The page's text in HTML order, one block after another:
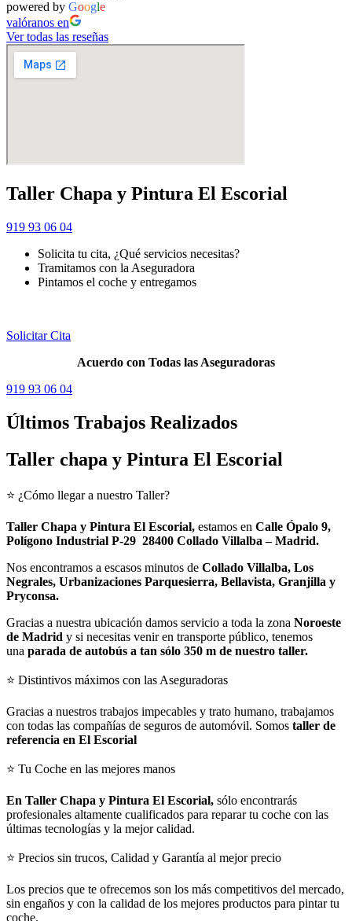
powered by Google
valóranos en
Ver todas las reseñas
Taller Chapa y Pintura El Escorial
919 93 06 04
Solicita tu cita, ¿Qué servicios necesitas?
Tramitamos con la Aseguradora
Pintamos el coche y entregamos
Solicitar Cita
Acuerdo con Todas las Aseguradoras
919 93 06 04
Últimos Trabajos Realizados
Taller chapa y Pintura El Escorial
⭐ ¿Cómo llegar a nuestro Taller?
Taller Chapa y Pintura El Escorial, estamos en Calle Ópalo 9,
Polígono Industrial P-29 28400 Collado Villalba – Madrid.
Nos encontramos a escasos minutos de Collado Villalba, Los
Negrales, Urbanizaciones Parquesierra, Bellavista, Granjilla y
Pryconsa.
Gracias a nuestra ubicación damos servicio a toda la zona Noroeste
de Madrid y si necesitas venir en transporte público, tenemos
una parada de autobús a tan sólo 350 m de nuestro taller.
⭐ Distintivos máximos con las Aseguradoras
Gracias a nuestros trabajos impecables y trato humano, trabajamos
con todas las compañías de seguros de automóvil. Somos taller de
referencia en El Escorial
⭐ Tu Coche en las mejores manos
En Taller Chapa y Pintura El Escorial, sólo encontrarás
profesionales altamente cualificados para reparar tu coche con las
últimas tecnologías y la mejor calidad.
⭐ Precios sin trucos, Calidad y Garantía al mejor precio
Los precios que te ofrecemos son los más competitivos del mercado,
sin engaños y con la calidad de los mejores productos para pintar tu
coche.